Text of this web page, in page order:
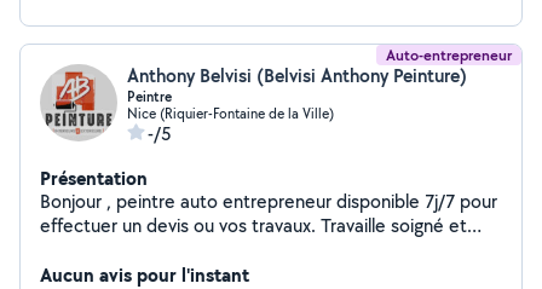
Auto-entrepreneur
Anthony Belvisi (Belvisi Anthony Peinture)
Peintre
Nice (Riquier-Fontaine de la Ville)
-/5
Présentation
Bonjour , peintre auto entrepreneur disponible 7j/7 pour
effectuer un devis ou vos travaux. Travaille soigné et
Aucun avis pour l'instant